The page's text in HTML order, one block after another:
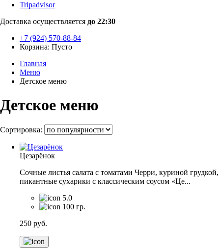
Tripadvisor
Доставка осуществляется до 22:30
+7 (924) 570-88-84
Корзина: Пусто
Главная
Меню
Детское меню
Детское меню
Сортировка:
Цезарёнок
Сочные листья салата с томатами Черри, куриной грудкой,
пикантные сухарики с классическим соусом «Це...
5.0
100 гр.
250 руб.